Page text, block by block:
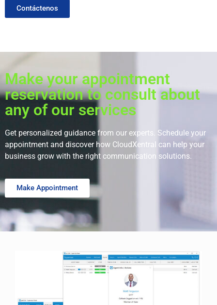
Contáctenos
Make your appointment
reservation to consult about
any of our services
Get personalized guidance from our experts. Schedule your
appointment and discover how CloudXentral can help your
business grow with the right communication solutions.
Make Appointment